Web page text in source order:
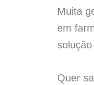
Muita
em
Quer